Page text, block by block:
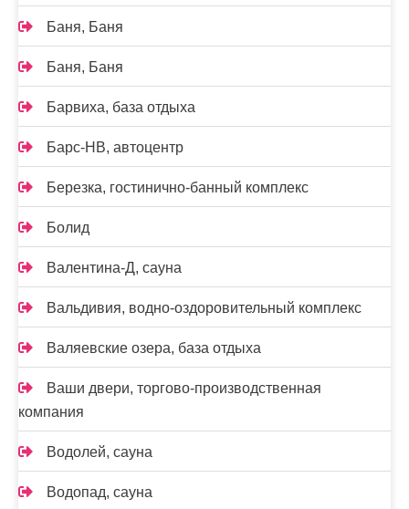
Баня, Баня
Баня, Баня
Барвиха, база отдыха
Барс-НВ, автоцентр
Березка, гостинично-банный комплекс
Болид
Валентина-Д, сауна
Вальдивия, водно-оздоровительный комплекс
Валяевские озера, база отдыха
Ваши двери, торгово-производственная
компания
Водолей, сауна
Водопад, сауна